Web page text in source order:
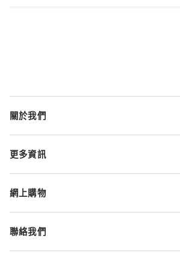
關於我們
更多資訊
網上購物
聯絡我們